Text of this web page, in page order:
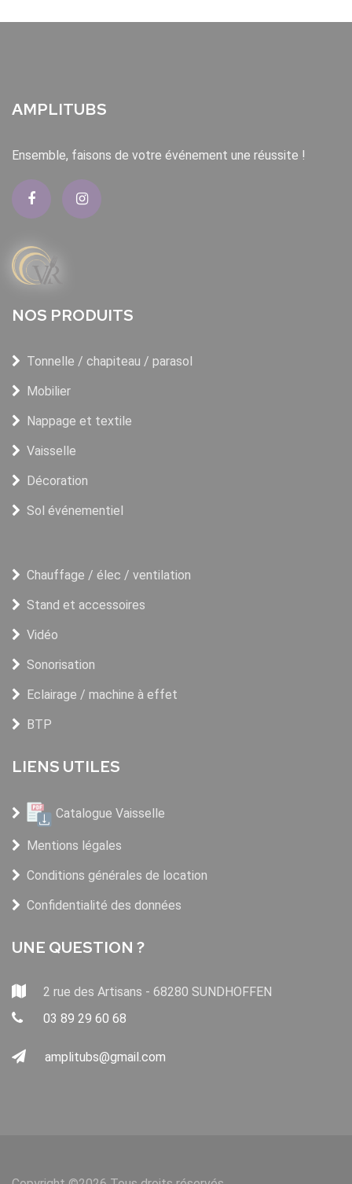
AMPLITUBS
Ensemble, faisons de votre événement une réussite !
NOS PRODUITS
Tonnelle / chapiteau / parasol
Mobilier
Nappage et textile
Vaisselle
Décoration
Sol événementiel
Chauffage / élec / ventilation
Stand et accessoires
Vidéo
Sonorisation
Eclairage / machine à effet
BTP
LIENS UTILES
Catalogue Vaisselle
Mentions légales
Conditions générales de location
Confidentialité des données
UNE QUESTION ?
2 rue des Artisans - 68280 SUNDHOFFEN
03 89 29 60 68
amplitubs@gmail.com